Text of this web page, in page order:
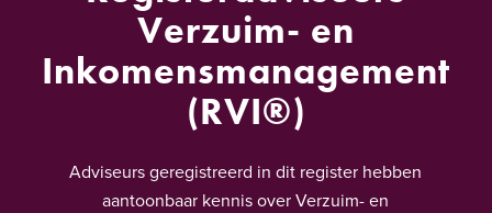
Verzuim- en
Inkomensmanagement
(RVI®)
Adviseurs geregistreerd in dit register hebben
aantoonbaar kennis over Verzuim- en